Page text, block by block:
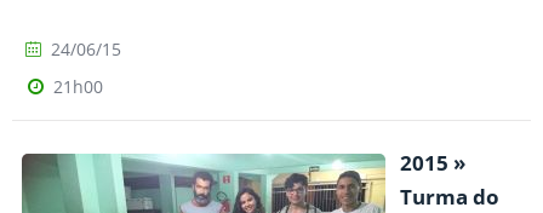
24/06/15
21h00
2015 »
Turma do